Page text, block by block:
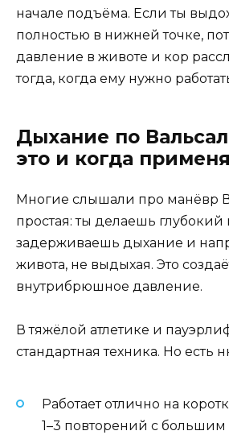
начале подъёма. Если ты
полностью в нижней точке,
давление в животе и кор
тогда, когда ему нужно
Дыхание по
это и когда
Многие слышали про манёвр
простая: ты делаешь глубокий
задерживаешь дыхание и
живота, не выдыхая. Это
внутрибрюшное давление.
В тяжёлой атлетике и
стандартная техника. Но есть
Работает отлично на
1–3 повторений с большим